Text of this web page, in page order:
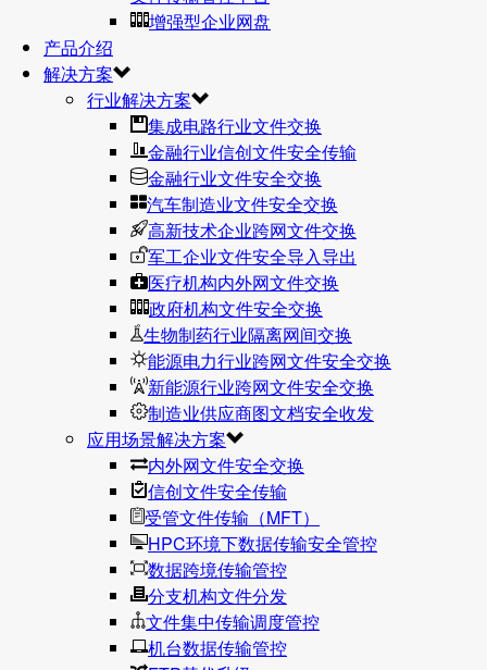
增强型企业网盘
产品介绍
解决方案
行业解决方案
集成电路行业文件交换
金融行业信创文件安全传输
金融行业文件安全交换
汽车制造业文件安全交换
高新技术企业跨网文件交换
军工企业文件安全导入导出
医疗机构内外网文件交换
政府机构文件安全交换
生物制药行业隔离网间交换
能源电力行业跨网文件安全交换
新能源行业跨网文件安全交换
制造业供应商图文档安全收发
应用场景解决方案
内外网文件安全交换
信创文件安全传输
受管文件传输（MFT）
HPC环境下数据传输安全管控
数据跨境传输管控
分支机构文件分发
文件集中传输调度管控
机台数据传输管控